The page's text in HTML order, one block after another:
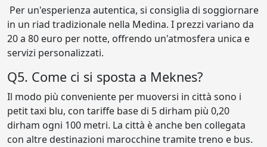
Per un'esperienza autentica, si consiglia di soggiornare
in un riad tradizionale nella Medina. I prezzi variano da
20 a 80 euro per notte, offrendo un'atmosfera unica e
servizi personalizzati.
Q5. Come ci si sposta a Meknes?
Il modo più conveniente per muoversi in città sono i
petit taxi blu, con tariffe base di 5 dirham più 0,20
dirham ogni 100 metri. La città è anche ben collegata
con altre destinazioni marocchine tramite treno e bus.